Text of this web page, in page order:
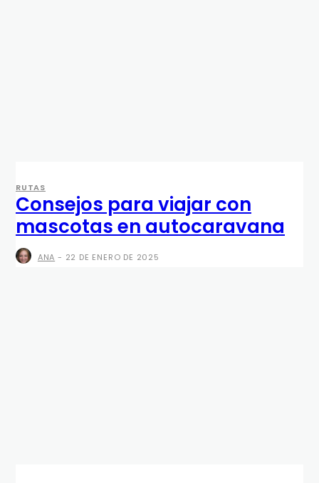
RUTAS
Consejos para viajar con
mascotas en autocaravana
ANA - 22 DE ENERO DE 2025